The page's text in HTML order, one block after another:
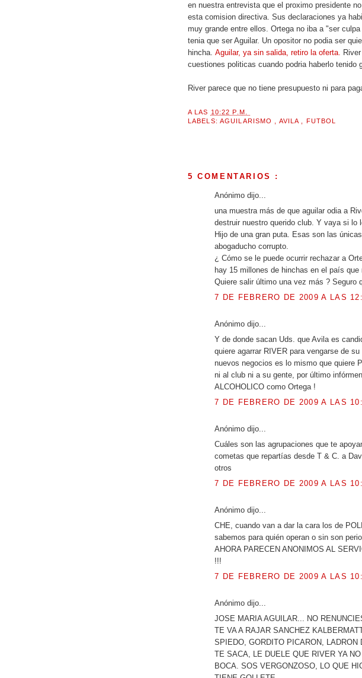
en nuestra entrevista que el proximo presidente
esta comision directiva. Sus declaraciones ya
muy grande entre ellos. Ortega no iba a "ser
tenia que ser Aguilar. Un opositor no podia ser
hincha. Aguilar, ya sin salida, retiro la oferta.
cuestiones politicas cuando podria haberlo tenido
River parece que no tiene presupuesto ni para
A LAS 10:22 P.M.
LABELS: AGUILARISMO AVILA FUTBOL
5 COMENTARIOS :
Anónimo dijo...
una muestra más de que aguilar odia a
destruir nuestro querido club. Y vaya si lo
Hijo de una gran puta. Esas son las
abogaducho corrupto.
¿ Cómo se le puede ocurrir rechazar a
hay 15 millones de hinchas en el país que
Quiere salir último una vez más ? Seguro
7 DE FEBRERO DE 2009 A LAS
Anónimo dijo...
Y de donde sacan Uds. que Avila es
quiere agarrar RIVER para vengarse de
nuevos negocios es lo mismo que quiere
ni al club ni a su gente, por último
ALCOHOLICO como Ortega !
7 DE FEBRERO DE 2009 A LAS
Anónimo dijo...
Cuáles son las agrupaciones que te
cometas que repartías desde T & C. a
otros
7 DE FEBRERO DE 2009 A LAS
Anónimo dijo...
CHE, cuando van a dar la cara los de
sabemos para quién operan o sin son
AHORA PARECEN ANONIMOS AL
!!!
7 DE FEBRERO DE 2009 A LAS
Anónimo dijo...
JOSE MARIA AGUILAR... NO
TE VA A RAJAR SANCHEZ
SPIEDO, GORDITO PICARON,
TE SACA, LE DUELE QUE RIVER YA
BOCA. SOS VERGONZOSO, LO QUE